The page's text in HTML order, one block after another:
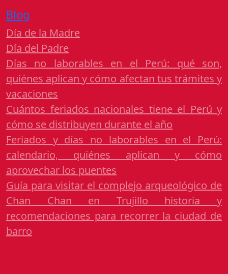
Blog
Día de la Madre
Día del Padre
Días no laborables en el Perú: qué son,
quiénes aplican y cómo afectan tus trámites y
vacaciones
Cuántos feriados nacionales tiene el Perú y
cómo se distribuyen durante el año
Feriados y días no laborables en el Perú:
calendario, quiénes aplican y cómo
aprovechar los puentes
Guía para visitar el complejo arqueológico de
Chan Chan en Trujillo historia y
recomendaciones para recorrer la ciudad de
barro